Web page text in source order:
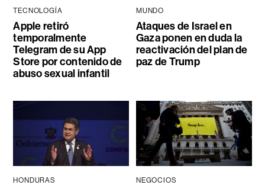
TECNOLOGÍA
Apple retiró
temporalmente
Telegram de su App
Store por contenido de
abuso sexual infantil
MUNDO
Ataques de Israel en
Gaza ponen en duda la
reactivación del plan de
paz de Trump
HONDURAS NEGOCIOS